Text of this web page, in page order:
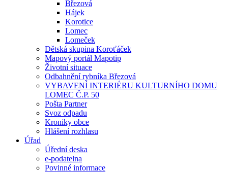
Březová
Hájek
Korotice
Lomec
Lomeček
Dětská skupina Koroťáček
Mapový portál Mapotip
Životní situace
Odbahnění rybníka Březová
VYBAVENÍ INTERIÉRU KULTURNÍHO DOMU
LOMEC Č.P. 50
Pošta Partner
Svoz odpadu
Kroniky obce
Hlášení rozhlasu
Úřad
Úřední deska
e-podatelna
Povinné informace